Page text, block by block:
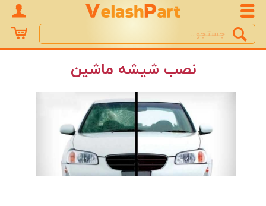
نصب شیشه ماشین
Search
جستجو